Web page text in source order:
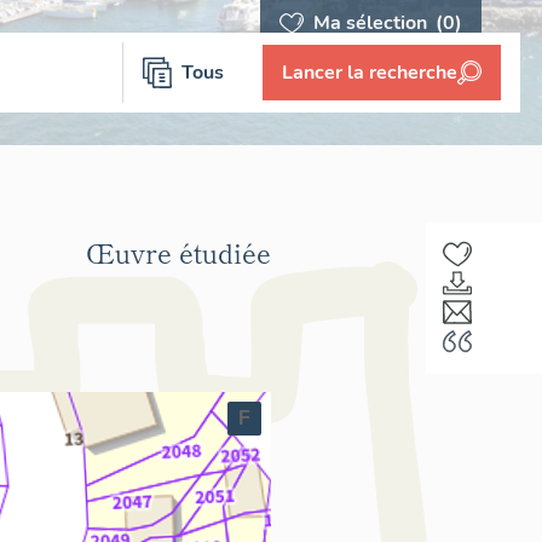
Ma sélection (0)
Tous
Lancer la recherche
Œuvre étudiée
F